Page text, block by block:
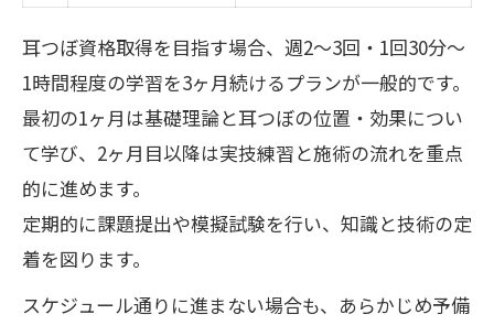
耳つぼ資格取得を目指す場合、週2～3回・1回30分～
1時間程度の学習を3ヶ月続けるプランが一般的です。
最初の1ヶ月は基礎理論と耳つぼの位置・効果につい
て学び、2ヶ月目以降は実技練習と施術の流れを重点
的に進めます。
定期的に課題提出や模擬試験を行い、知識と技術の定
着を図ります。
スケジュール通りに進まない場合も、あらかじめ予備